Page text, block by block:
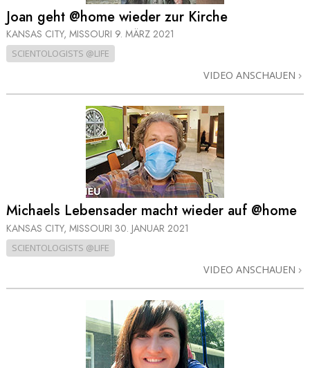
Joan geht @home wieder zur Kirche
KANSAS CITY, MISSOURI 9. MÄRZ 2021
SCIENTOLOGISTS @LIFE
VIDEO ANSCHAUEN
Michaels Lebensader macht wieder auf @home
KANSAS CITY, MISSOURI 30. JANUAR 2021
SCIENTOLOGISTS @LIFE
VIDEO ANSCHAUEN